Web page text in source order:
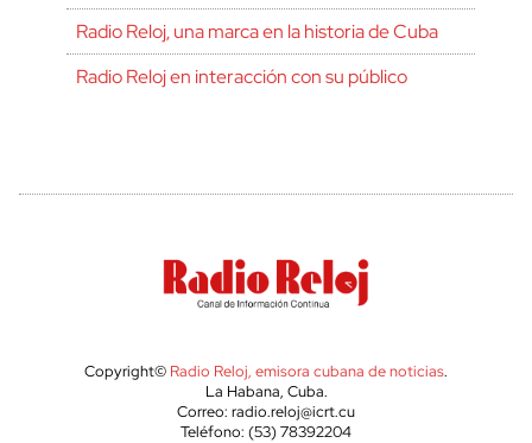
Radio Reloj, una marca en la historia de Cuba
Radio Reloj en interacción con su público
Copyright© Radio Reloj, emisora cubana de noticias.
La Habana, Cuba.
Correo: radio.reloj@icrt.cu
Teléfono: (53) 78392204